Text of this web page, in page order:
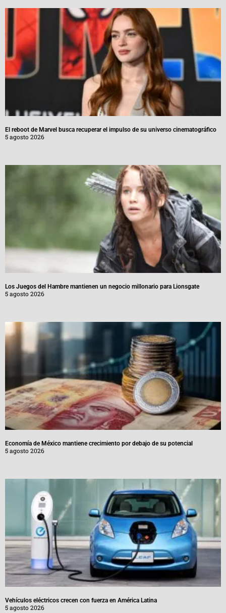
El reboot de Marvel busca recuperar el impulso de su universo cinematográfico
5 agosto 2026
Los Juegos del Hambre mantienen un negocio millonario para Lionsgate
5 agosto 2026
Economía de México mantiene crecimiento por debajo de su potencial
5 agosto 2026
Vehículos eléctricos crecen con fuerza en América Latina
5 agosto 2026